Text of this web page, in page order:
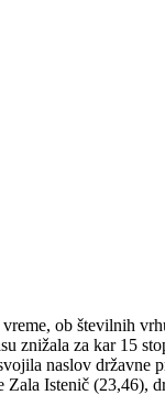
ob številnih
znižala za kar 15
naslov državne
Istenič (23,46),